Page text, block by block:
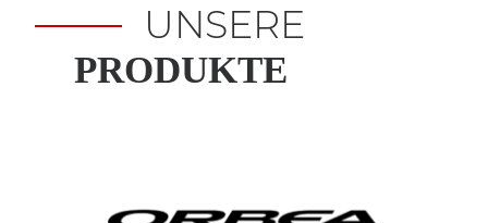
ÜBER UNS
KONTAKT
UNSERE
PRODUKTE